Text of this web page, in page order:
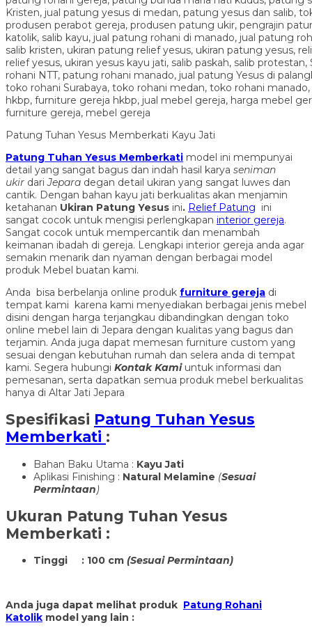
Patung Tuhan Yesus Memberkati Kayu Jati
Patung Tuhan Yesus Memberkati model ini mempunyai
detail yang sangat bagus dan indah hasil karya seniman
ukir dariJepara degan detail ukiran yang sangat luwes dan
cantik. Dengan bahan kayu jati berkualitas akan menjamin
ketahanan Ukiran Patung Yesus ini. Relief Patung ini
sangat cocok untuk mengisi perlengkapan interior gereja.
Sangat cocok untuk mempercantik dan menambah
keimanan ibadah di gereja. Lengkapi interior gereja anda agar
semakin menarik dan nyaman dengan berbagai model
produk Mebel buatan kami.
Anda bisa berbelanja online produk furniture gereja di
tempat kami karena kami menyediakan berbagai jenis mebel
disini dengan harga terjangkau dibandingkan dengan toko
online mebel lain di Jepara dengan kualitas yang bagus dan
terjamin. Anda juga dapat memesan furniture custom yang
sesuai dengan kebutuhan rumah dan selera anda di tempat
kami. Segera hubungi Kontak Kamiuntuk informasi dan
pemesanan, serta dapatkan semua produk mebel berkualitas
hanya di Altar Jati Jepara
Spesifikasi Patung Tuhan Yesus
Memberkati :
Bahan Baku Utama : Kayu Jati
Aplikasi Finishing : Natural Melamine (Sesuai
Permintaan)
Ukuran Patung Tuhan Yesus
Memberkati :
Tinggi : 100 cm (Sesuai Permintaan)
Anda juga dapat melihat produk Patung Rohani
Katolik model yang lain :